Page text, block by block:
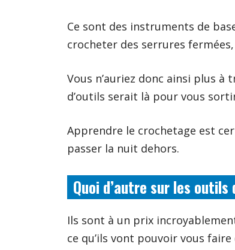
Ce sont des instruments de
crocheter des serrures
Vous n’auriez donc ainsi plus à
d’outils serait là pour vous
Apprendre le crochetage est
passer la nuit dehors.
Quoi d’autre sur les
Ils sont à un prix
ce qu’ils vont pouvoir vous